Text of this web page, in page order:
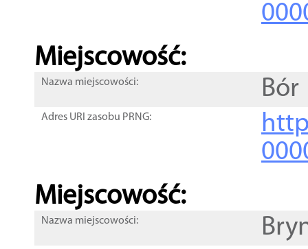
Miejscowość:
Nazwa miejscowości: Bór
Adres URI zasobu PRNG:
Miejscowość:
Nazwa miejscowości: